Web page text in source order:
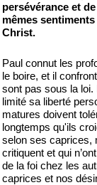
persévérance et
mêmes
Christ.
Paul connut les
le boire, et il
sont pas sous la
limité sa liberté
matures doivent
longtemps qu'ils
selon ses caprices,
critiquent et qui
de la foi chez les
caprices et nos